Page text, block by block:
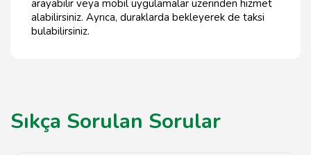
arayabilir veya mobil uygulamalar üzerinden hizmet
alabilirsiniz. Ayrıca, duraklarda bekleyerek de taksi
bulabilirsiniz.
Sıkça Sorulan Sorular